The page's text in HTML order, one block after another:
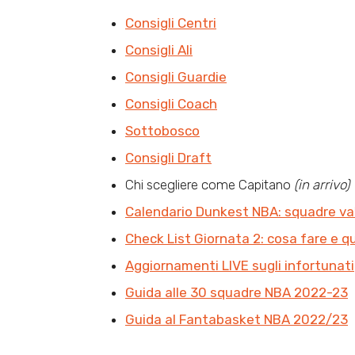
Consigli Centri
Consigli Ali
Consigli Guardie
Consigli Coach
Sottobosco
Consigli Draft
Chi scegliere come Capitano (in arrivo)
Calendario Dunkest NBA: squadre
Check List Giornata 2: cosa fare e
Aggiornamenti LIVE sugli infortunati
Guida alle 30 squadre NBA 2022-23
Guida al Fantabasket NBA 2022/23